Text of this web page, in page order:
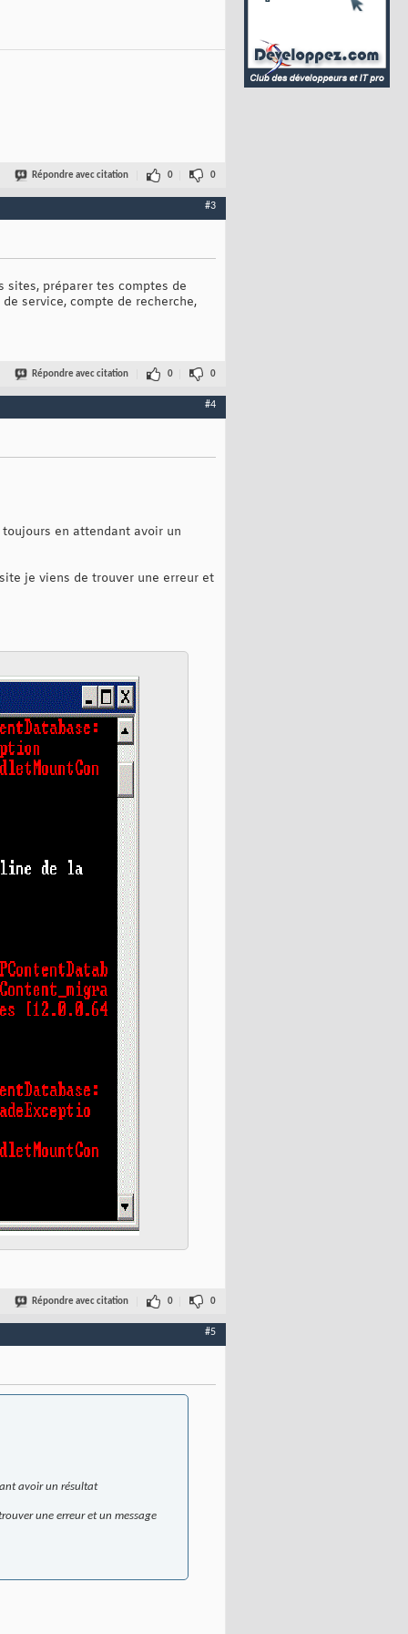
Répondre avec citation 0 0
#3
sites, préparer tes comptes de
service, compte de recherche,
Répondre avec citation 0 0
#4
en attendant avoir un
je viens de trouver une erreur et
Répondre avec citation 0 0
#5
avoir un résultat
une erreur et un message